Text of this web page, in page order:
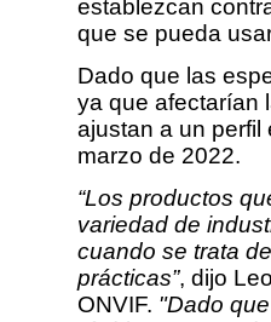
establezcan
que se pueda
Dado que las
ya que afectarían
ajustan a un perfil
marzo de 2022.
“Los productos
variedad de
cuando se trata
prácticas”, dijo
ONVIF. "Dado